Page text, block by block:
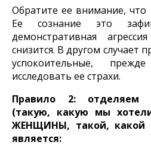
Обратите ее внимание,
Ее сознание это
демонстративная
снизится. В другом случает
успокоительные,
исследовать ее страхи.
Правило 2:
(такую, какую мы
ЖЕНЩИНЫ, такой, какой
является: